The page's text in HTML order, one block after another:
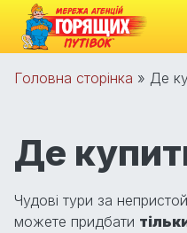
Головна сторінка » Де
- Де
Де
Чудові тури за
можете придбати